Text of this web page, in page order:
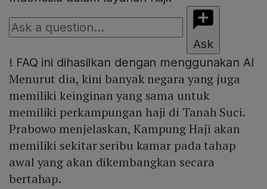
Ask
! FAQ ini dihasilkan dengan menggunakan AI
Menurut dia, kini banyak negara yang juga
memiliki keinginan yang sama untuk
memiliki perkampungan haji di Tanah Suci.
Prabowo menjelaskan, Kampung Haji akan
memiliki sekitar seribu kamar pada tahap
awal yang akan dikembangkan secara
bertahap.